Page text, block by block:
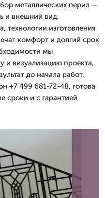
металлических перил —
и внешний вид.
технологии изготовления
комфорт и долгий срок
мы
и визуализацию проекта,
до начала работ.
+7 499 681-72-48, готова
сроки и с гарантией